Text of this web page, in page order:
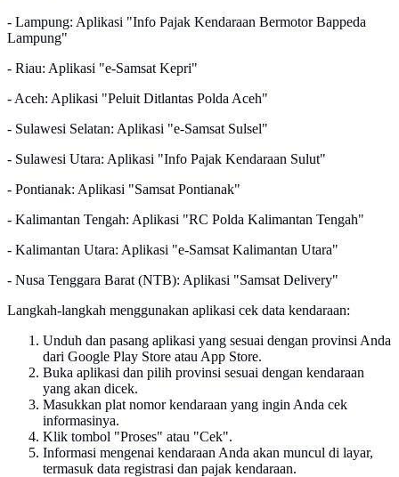
- Lampung: Aplikasi "Info Pajak Kendaraan Bermotor Bappeda
Lampung"
- Riau: Aplikasi "e-Samsat Kepri"
- Aceh: Aplikasi "Peluit Ditlantas Polda Aceh"
- Sulawesi Selatan: Aplikasi "e-Samsat Sulsel"
- Sulawesi Utara: Aplikasi "Info Pajak Kendaraan Sulut"
- Pontianak: Aplikasi "Samsat Pontianak"
- Kalimantan Tengah: Aplikasi "RC Polda Kalimantan Tengah"
- Kalimantan Utara: Aplikasi "e-Samsat Kalimantan Utara"
- Nusa Tenggara Barat (NTB): Aplikasi "Samsat Delivery"
Langkah-langkah menggunakan aplikasi cek data kendaraan:
Unduh dan pasang aplikasi yang sesuai dengan provinsi Anda
dari Google Play Store atau App Store.
Buka aplikasi dan pilih provinsi sesuai dengan kendaraan
yang akan dicek.
Masukkan plat nomor kendaraan yang ingin Anda cek
informasinya.
Klik tombol "Proses" atau "Cek".
Informasi mengenai kendaraan Anda akan muncul di layar,
termasuk data registrasi dan pajak kendaraan.